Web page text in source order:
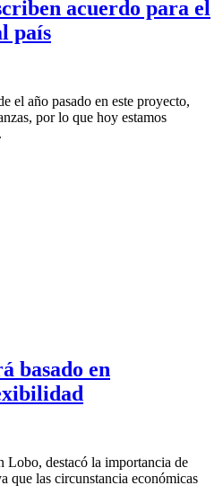
acuerdo para el
país
el año pasado en este proyecto,
por lo que hoy estamos
basado en
Lobo, destacó la importancia de
que las circunstancia económicas